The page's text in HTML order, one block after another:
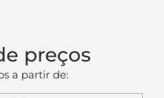
preços
a partir de: